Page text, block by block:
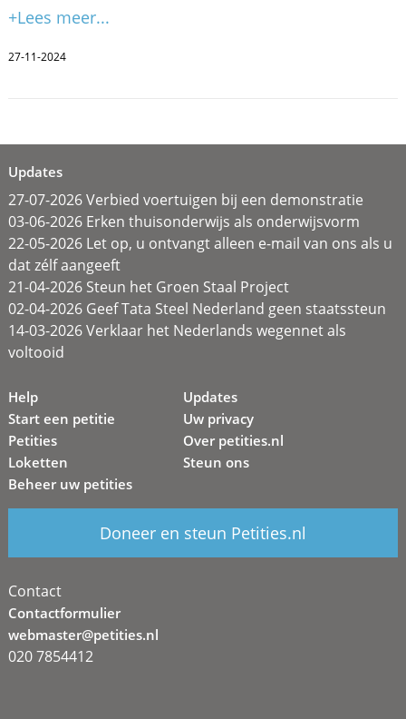
+Lees meer...
27-11-2024
Updates
27-07-2026 Verbied voertuigen bij een demonstratie
03-06-2026 Erken thuisonderwijs als onderwijsvorm
22-05-2026 Let op, u ontvangt alleen e-mail van ons als u
dat zélf aangeeft
21-04-2026 Steun het Groen Staal Project
02-04-2026 Geef Tata Steel Nederland geen staatssteun
14-03-2026 Verklaar het Nederlands wegennet als
voltooid
Help
Start een petitie
Petities
Loketten
Beheer uw petities
Updates
Uw privacy
Over petities.nl
Steun ons
Doneer en steun Petities.nl
Contact
Contactformulier
webmaster@petities.nl
020 7854412